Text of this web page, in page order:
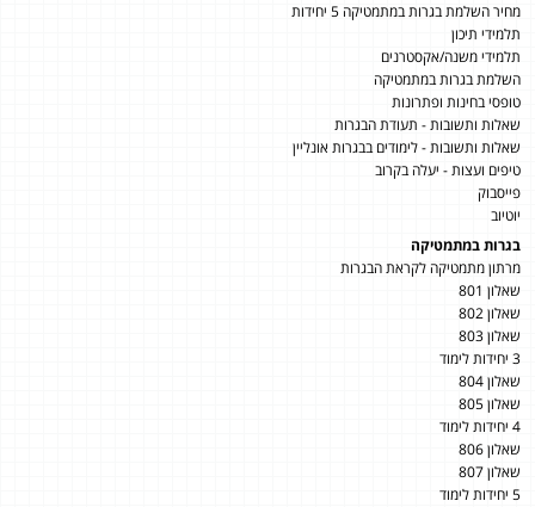
מחיר השלמת בגרות במתמטיקה 5 יחידות
תלמידי תיכון
תלמידי משנה/אקסטרנים
השלמת בגרות במתמטיקה
טופסי בחינות ופתרונות
שאלות ותשובות - תעודת הבגרות
שאלות ותשובות - לימודים בבגרות אונליין
טיפים ועצות - יעלה בקרוב
פייסבוק
יוטיוב
בגרות במתמטיקה
מרתון מתמטיקה לקראת הבגרות
שאלון 801
שאלון 802
שאלון 803
3 יחידות לימוד
שאלון 804
שאלון 805
4 יחידות לימוד
שאלון 806
שאלון 807
5 יחידות לימוד